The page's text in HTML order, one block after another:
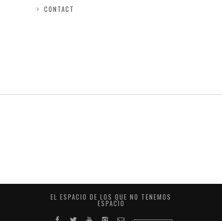
CONTACT
EL ESPACIO DE LOS QUE NO TENEMOS
ESPACIO